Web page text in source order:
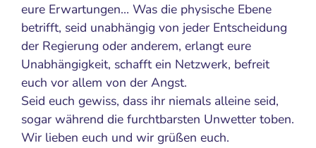
eure Erwartungen… Was die physische Ebene
betrifft, seid unabhängig von jeder Entscheidung
der Regierung oder anderem, erlangt eure
Unabhängigkeit, schafft ein Netzwerk, befreit
euch vor allem von der Angst.
Seid euch gewiss, dass ihr niemals alleine seid,
sogar während die furchtbarsten Unwetter toben.
Wir lieben euch und wir grüßen euch.